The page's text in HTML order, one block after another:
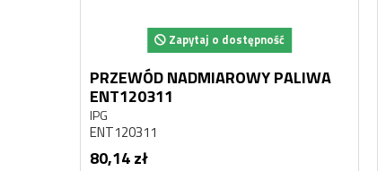
Zapytaj o dostępność
PRZEWÓD NADMIAROWY PALIWA
ENT120311
IPG
ENT120311
80,14 zł